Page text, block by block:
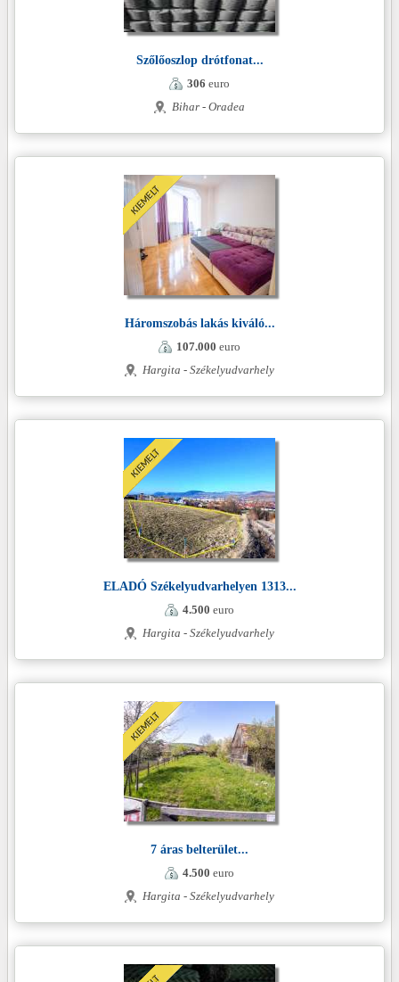
Szőlőoszlop drótfonat...
306 euro
Bihar - Oradea
Háromszobás lakás kiváló...
107.000 euro
Hargita - Székelyudvarhely
ELADÓ Székelyudvarhelyen 1313...
4.500 euro
Hargita - Székelyudvarhely
7 áras belterület...
4.500 euro
Hargita - Székelyudvarhely